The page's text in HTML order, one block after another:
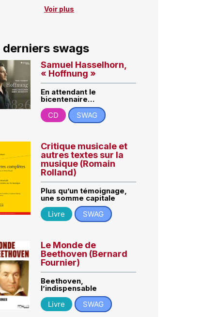
Voir plus
derniers swags
Samuel Hasselhorn,
« Hoffnung »
En attendant le
bicentenaire…
CD
SWAG
Critique musicale et
autres textes sur la
musique (Romain
Rolland)
Plus qu’un témoignage,
une somme capitale
Livre
SWAG
Le Monde de
Beethoven (Bernard
Fournier)
Beethoven,
l’indispensable
Livre
SWAG